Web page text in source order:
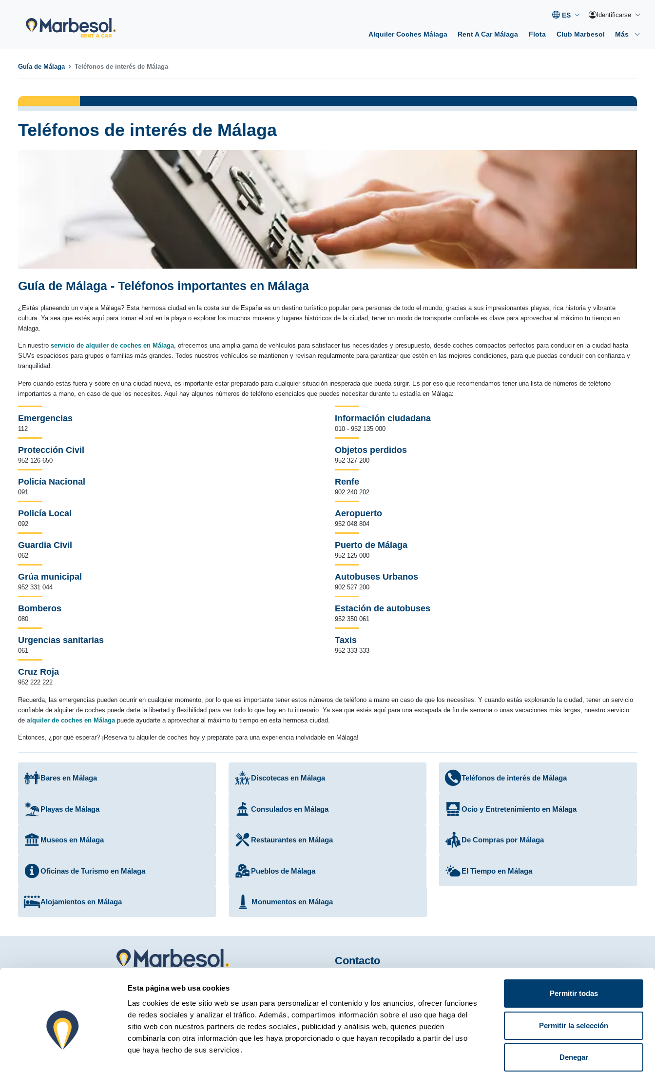
Esta página web usa cookies
Las cookies de este sitio web se usan para personalizar el contenido y los anuncios, ofrecer funciones
de redes sociales y analizar el tráfico. Además, compartimos información sobre el uso que haga del
sitio web con nuestros partners de redes sociales, publicidad y análisis web, quienes pueden
combinarla con otra información que les haya proporcionado o que hayan recopilado a partir del uso
que haya hecho de sus servicios.
Permitir todas
Permitir la selección
Denegar
Identificarse
Alquiler Coches Málaga Rent A Car Málaga Flota Club Marbesol Más
Guía de Málaga Teléfonos de interés de Málaga
Teléfonos de interés de Málaga
Guía de Málaga - Teléfonos importantes en Málaga
¿Estás planeando un viaje a Málaga? Esta hermosa ciudad en la costa sur de España es un destino turístico popular para personas de todo el mundo, gracias a sus impresionantes playas, rica historia y vibrante
cultura. Ya sea que estés aquí para tomar el sol en la playa o explorar los muchos museos y lugares históricos de la ciudad, tener un modo de transporte confiable es clave para aprovechar al máximo tu tiempo en
Málaga.
En nuestro servicio de alquiler de coches en Málaga, ofrecemos una amplia gama de vehículos para satisfacer tus necesidades y presupuesto, desde coches compactos perfectos para conducir en la ciudad hasta
SUVs espaciosos para grupos o familias más grandes. Todos nuestros vehículos se mantienen y revisan regularmente para garantizar que estén en las mejores condiciones, para que puedas conducir con confianza y
tranquilidad.
Pero cuando estás fuera y sobre en una ciudad nueva, es importante estar preparado para cualquier situación inesperada que pueda surgir. Es por eso que recomendamos tener una lista de números de teléfono
importantes a mano, en caso de que los necesites. Aquí hay algunos números de teléfono esenciales que puedes necesitar durante tu estadía en Málaga:
Emergencias
112
Protección Civil
952 126 650
Policía Nacional
091
Policía Local
092
Guardia Civil
062
Grúa municipal
952 331 044
Bomberos
080
Urgencias sanitarias
061
Cruz Roja
952 222 222
Información ciudadana
010 - 952 135 000
Objetos perdidos
952 327 200
Renfe
902 240 202
Aeropuerto
952 048 804
Puerto de Málaga
952 125 000
Autobuses Urbanos
902 527 200
Estación de autobuses
952 350 061
Taxis
952 333 333
Recuerda, las emergencias pueden ocurrir en cualquier momento, por lo que es importante tener estos números de teléfono a mano en caso de que los necesites. Y cuando estás explorando la ciudad, tener un servicio
confiable de alquiler de coches puede darte la libertad y flexibilidad para ver todo lo que hay en tu itinerario. Ya sea que estés aquí para una escapada de fin de semana o unas vacaciones más largas, nuestro servicio
de alquiler de coches en Málaga puede ayudarte a aprovechar al máximo tu tiempo en esta hermosa ciudad.
Entonces, ¿por qué esperar? ¡Reserva tu alquiler de coches hoy y prepárate para una experiencia inolvidable en Málaga!
Bares en Málaga Discotecas en Málaga Teléfonos de interés de Málaga
Playas de Málaga Consulados en Málaga Ocio y Entretenimiento en Málaga
Museos en Málaga Restaurantes en Málaga De Compras por Málaga
Oficinas de Turismo en Málaga Pueblos de Málaga El Tiempo en Málaga
Alojamientos en Málaga Monumentos en Málaga
Marbesol ofrece el mejor servicio de alquiler de coches
en el aeropuerto de Málaga y en Marbella para turistas y
residentes de la Costa del Sol.
Contacto
rentacar@marbesol.com
Avenida del Comandante García Morato 28, Málaga, 29004, España.